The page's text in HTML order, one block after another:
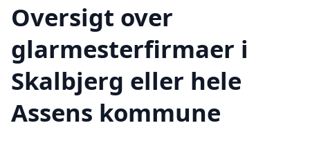
Oversigt over
glarmesterfirmaer i
Skalbjerg eller hele
Assens kommune